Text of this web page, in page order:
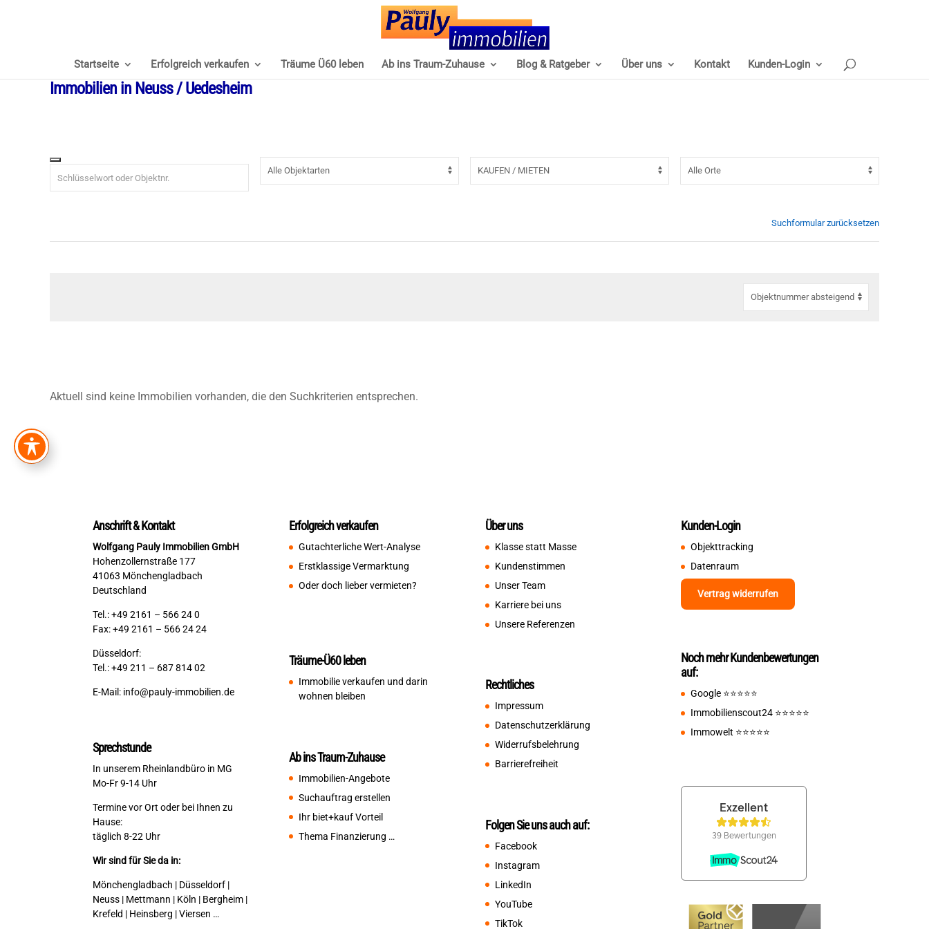
Startseite Erfolgreich verkaufen Träume Ü60 leben Ab ins Traum-Zuhause Blog & Ratgeber Über uns Kontakt Kunden-Login
Immobilien in Neuss / Uedesheim
Suchformular zurücksetzen
Aktuell sind keine Immobilien vorhanden, die den Suchkriterien entsprechen.
Anschrift & Kontakt
Wolfgang Pauly Immobilien GmbH
Hohenzollernstraße 177
41063 Mönchengladbach
Deutschland
Tel.: +49 2161 – 566 24 0
Fax: +49 2161 – 566 24 24
Düsseldorf:
Tel.: +49 211 – 687 814 02
E-Mail: info@pauly-immobilien.de
Sprechstunde
In unserem Rheinlandbüro in MG
Mo-Fr 9-14 Uhr
Termine vor Ort oder bei Ihnen zu
Hause:
täglich 8-22 Uhr
Wir sind für Sie da in:
Mönchengladbach | Düsseldorf |
Neuss | Mettmann | Köln | Bergheim |
Krefeld | Heinsberg | Viersen …
Erfolgreich verkaufen
Gutachterliche Wert-Analyse
Erstklassige Vermarktung
Oder doch lieber vermieten?
Träume-Ü60 leben
Immobilie verkaufen und darin
wohnen bleiben
Ab ins Traum-Zuhause
Immobilien-Angebote
Suchauftrag erstellen
Ihr biet+kauf Vorteil
Thema Finanzierung …
Über uns
Klasse statt Masse
Kundenstimmen
Unser Team
Karriere bei uns
Unsere Referenzen
Rechtliches
Impressum
Datenschutzerklärung
Widerrufsbelehrung
Barrierefreiheit
Folgen Sie uns auch auf:
Facebook
Instagram
LinkedIn
YouTube
TikTok
Kunden-Login
Objekttracking
Datenraum
Vertrag widerrufen
Noch mehr Kundenbewertungen
auf:
Google ⭐️⭐️⭐️⭐️⭐️
Immobilienscout24 ⭐️⭐️⭐️⭐️⭐️
Immowelt ⭐️⭐️⭐️⭐️⭐️